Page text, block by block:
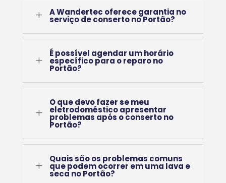
L A Wandertec oferece garantia no
serviço de conserto no Portão?
L
É possível agendar um horário
específico para o reparo no
Portão?
L
O que devo fazer se meu
eletrodoméstico apresentar
problemas após o conserto no
Portão?
L
Quais são os problemas comuns
que podem ocorrer em uma lava e
seca no Portão?